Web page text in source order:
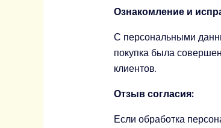
Ознакомление и
С персональными
покупка была
клиентов.
Отзыв согласия:
Если обработка